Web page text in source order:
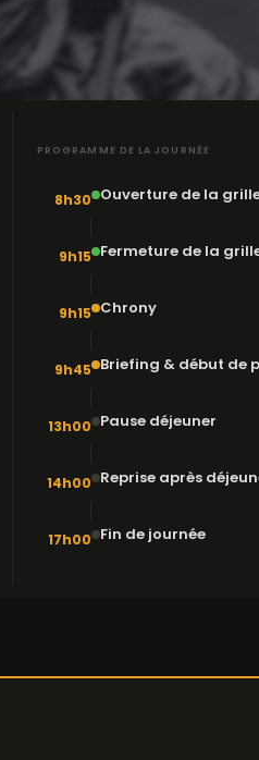
PROGRAMME DE LA JOURNÉE
8h30 Ouverture de la
9h15 Fermeture de la
9h15 Chrony
9h45 Briefing & début de
13h00 Pause déjeuner
14h00 Reprise après
17h00 Fin de journée